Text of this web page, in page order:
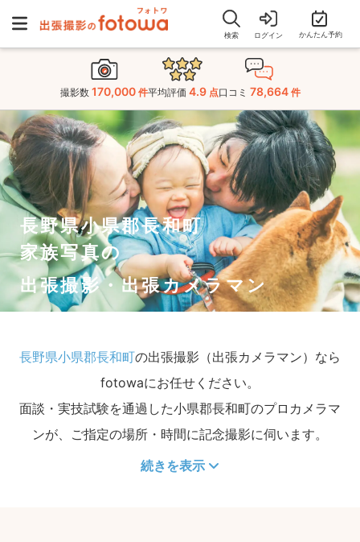
検索 ログイン かんたん予約
撮影数 170,000 件平均評価 4.9 点口コミ 78,664 件
長野県小県郡長和町
家族写真の
出張撮影・出張カメラマン
長野県小県郡長和町の出張撮影（出張カメラマン）なら
fotowaにお任せください。
面談・実技試験を通過した小県郡長和町のプロカメラマ
ンが、ご指定の場所・時間に記念撮影に伺います。
続きを表示